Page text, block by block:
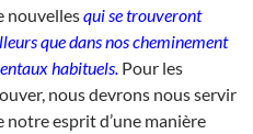
nouvellesqui se trouveront
que dans nos cheminement
habituels. Pour les
nous devrons nous servir
notre esprit d’une manière